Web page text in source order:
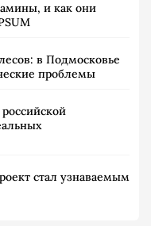
и как они
в Подмосковье
проблемы
стал узнаваемым